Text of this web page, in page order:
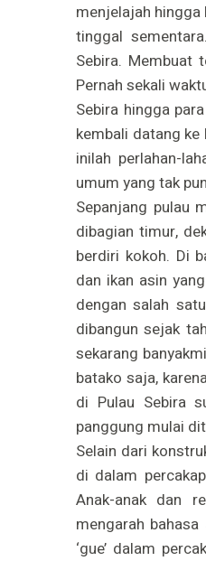
menjelajah hingga
tinggal
Sebira. Membuat
Pernah sekali
Sebira hingga
kembali datang
inilah perlahan-
umum yang tak
Sepanjang pulau
dibagian timur,
berdiri kokoh. Di
dan ikan asin
dengan salah
dibangun sejak
sekarang
batako saja,
di Pulau Sebira
panggung mulai
Selain dari
di dalam
Anak-anak dan
mengarah
‘gue’ dalam